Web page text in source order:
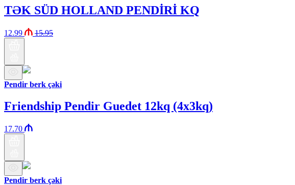
TƏK SÜD HOLLAND PENDİRİ KQ
12.99 15.95
Pendir berk çəki
Friendship Pendir Guedet 12kq (4x3kq)
17.70
Pendir berk çəki